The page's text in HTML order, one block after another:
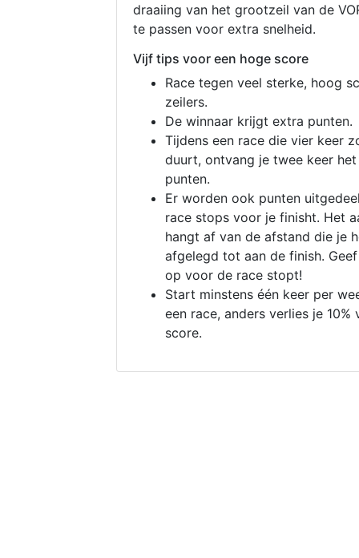
draaiing van het grootzeil van de
te passen voor extra snelheid.
Vijf tips voor een hoge score
Race tegen veel sterke, hoog
zeilers.
De winnaar krijgt extra punten.
Tijdens een race die vier keer
duurt, ontvang je twee keer
punten.
Er worden ook punten
race stops voor je finisht. Het
hangt af van de afstand die je
afgelegd tot aan de finish.
op voor de race stopt!
Start minstens één keer per
een race, anders verlies je 10%
score.